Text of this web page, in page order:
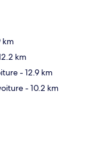
km
km
- 12.9 km
- 10.2 km